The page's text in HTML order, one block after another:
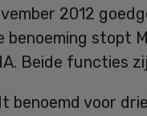
2012
benoeming stopt
Beide functies
benoemd voor